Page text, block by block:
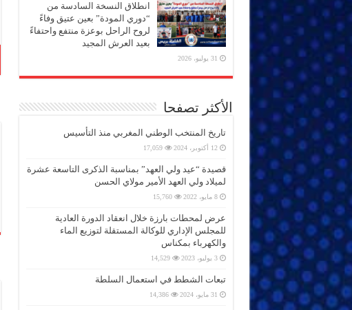
انطلاق النسخة السادسة من
“دوري المودة” بعين عتيق وفاءً
لروح الراحل بوعزة منتفع واحتفاءً
بعيد العرش المجيد
31 يوليو، 2026
الأكثر تصفحا
تاريخ المنتخب الوطني المغربي منذ التأسيس
12 أكتوبر، 2024 17,059
قصيدة “عيد ولي العهد” بمناسبة الذكرى التاسعة عشرة
لميلاد ولي العهد الأمير مولاي الحسن
8 مايو، 2022 15,760
عرض لمحطات بارزة خلال انعقاد الدورة العادية
للمجلس الإداري للوكالة المستقلة لتوزيع الماء
والكهرباء بمكناس
3 يوليو، 2023 14,529
تبعات الشطط في استعمال السلطة
31 مايو، 2024 14,386